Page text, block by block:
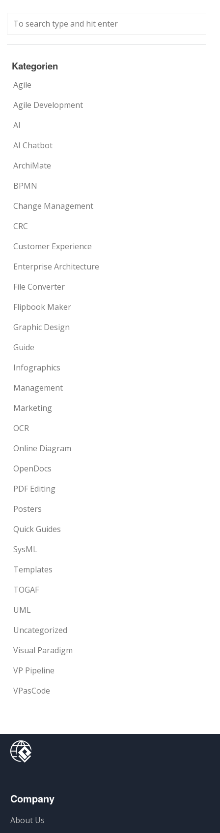
Kategorien
Agile
Agile Development
AI
AI Chatbot
ArchiMate
BPMN
Change Management
CRC
Customer Experience
Enterprise Architecture
File Converter
Flipbook Maker
Graphic Design
Guide
Infographics
Management
Marketing
OCR
Online Diagram
OpenDocs
PDF Editing
Posters
Quick Guides
SysML
Templates
TOGAF
UML
Uncategorized
Visual Paradigm
VP Pipeline
VPasCode
Company
About Us